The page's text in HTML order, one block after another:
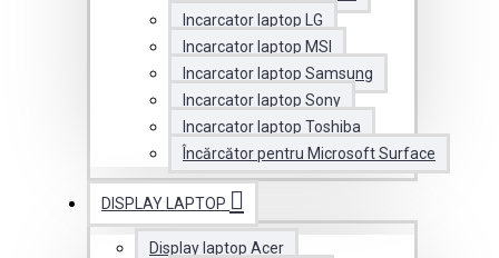
Incarcator laptop LG
Incarcator laptop MSI
Incarcator laptop Samsung
Incarcator laptop Sony
Incarcator laptop Toshiba
Încărcător pentru Microsoft Surface
DISPLAY LAPTOP
Display laptop Acer